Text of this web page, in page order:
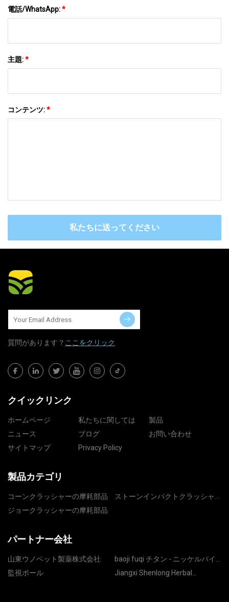
電話/WhatsApp:*
主題:*
コンテンツ:*
私たちに送ってください
質問​​があります？ ここをクリック
クイックリンク
ホームページ 私たちに関しては
製品
ニュース
ブログ
お問い合わせ
サイトマップ
Privacy Policy
製品カテゴリ
コーンクラッシャーの摩耗部品
ストーンインパクトクラッシャ
ジョークラッシャーの摩耗部品
パートナー会社
山東ウノベット製薬株式会社
baoji fuqi チタン - ニッケルパイ
プフィッティング Co.、 Ltd
監視ポール
Jiangxi Shenlong Herbal